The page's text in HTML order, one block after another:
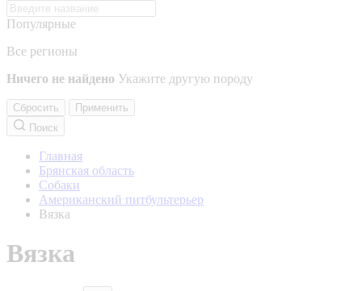
Популярные
Все регионы
Ничего не найдено Укажите другую породу
Сбросить
Применить
Поиск
Главная
Брянская область
Собаки
Американский питбультерьер
Вязка
Вязка